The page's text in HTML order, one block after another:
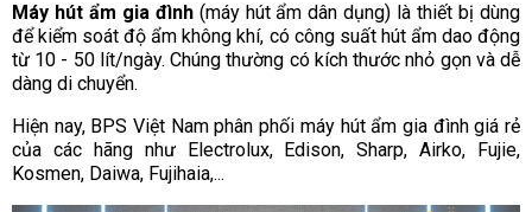
Máy hút ẩm gia đình(máy hút ẩm dân dụng) là thiết bị dùng
để kiểm soát độ ẩm không khí, có công suất hút ẩm dao động
từ 10 - 50 lít/ngày. Chúng thường có kích thước nhỏ gọn và dễ
dàng di chuyển.
Hiện nay, BPS Việt Nam phân phối máy hút ẩm gia đình giá rẻ
của các hãng như Electrolux, Edison, Sharp, Airko, Fujie,
Kosmen, Daiwa, Fujihaia,...